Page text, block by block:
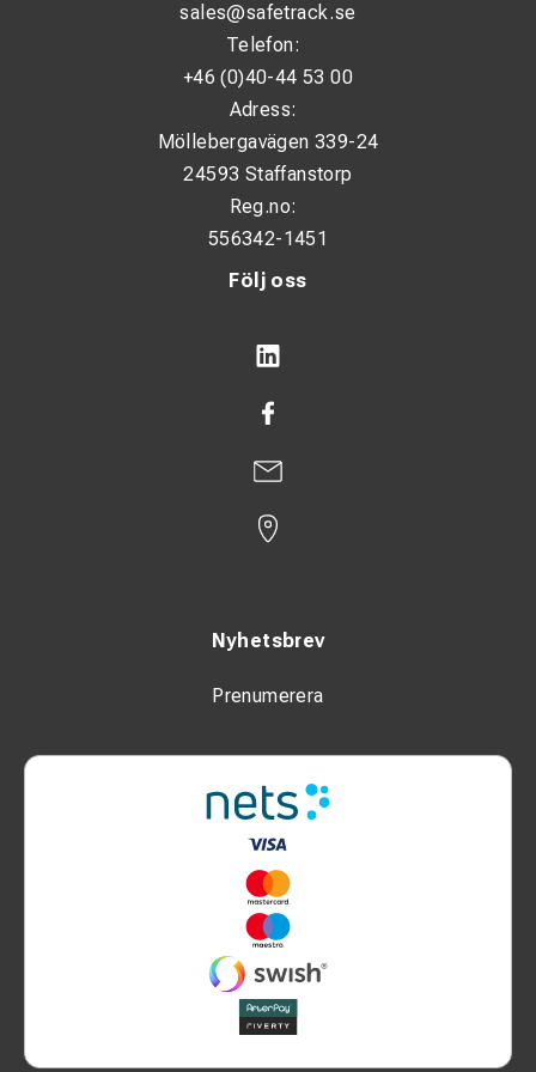
verktygsanvändning vid keyhole-applikationer.
Följ oss
Nyhetsbrev
Prenumerera
sales@safetrack.se
Telefon:
+46 (0)40-44 53 00
Adress:
Möllebergavägen 339-24
24593 Staffanstorp
Reg.no:
556342-1451